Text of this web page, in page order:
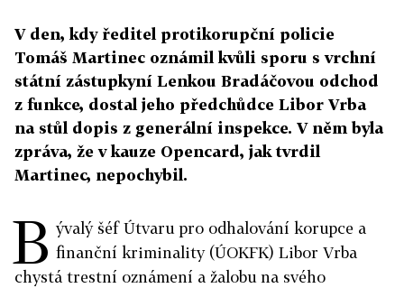
V den, kdy ředitel protikorupční policie
Tomáš Martinec oznámil kvůli sporu s vrchní
státní zástupkyní Lenkou Bradáčovou odchod
z funkce, dostal jeho předchůdce Libor Vrba
na stůl dopis z generální inspekce. V něm byla
zpráva, že v kauze Opencard, jak tvrdil
Martinec, nepochybil.
B ývalý šéf Útvaru pro odhalování korupce a
finanční kriminality (ÚOKFK) Libor Vrba
chystá trestní oznámení a žalobu na svého